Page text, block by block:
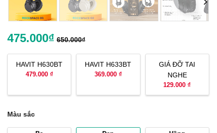
475.000₫ 650.000₫
Màu sắc
HAVIT H630BT
479.000 ₫
HAVIT H633BT
369.000 ₫
GIÁ ĐỠ TAI
NGHE
129.000 ₫